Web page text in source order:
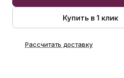
Купить в 1 клик
Рассчитать доставку